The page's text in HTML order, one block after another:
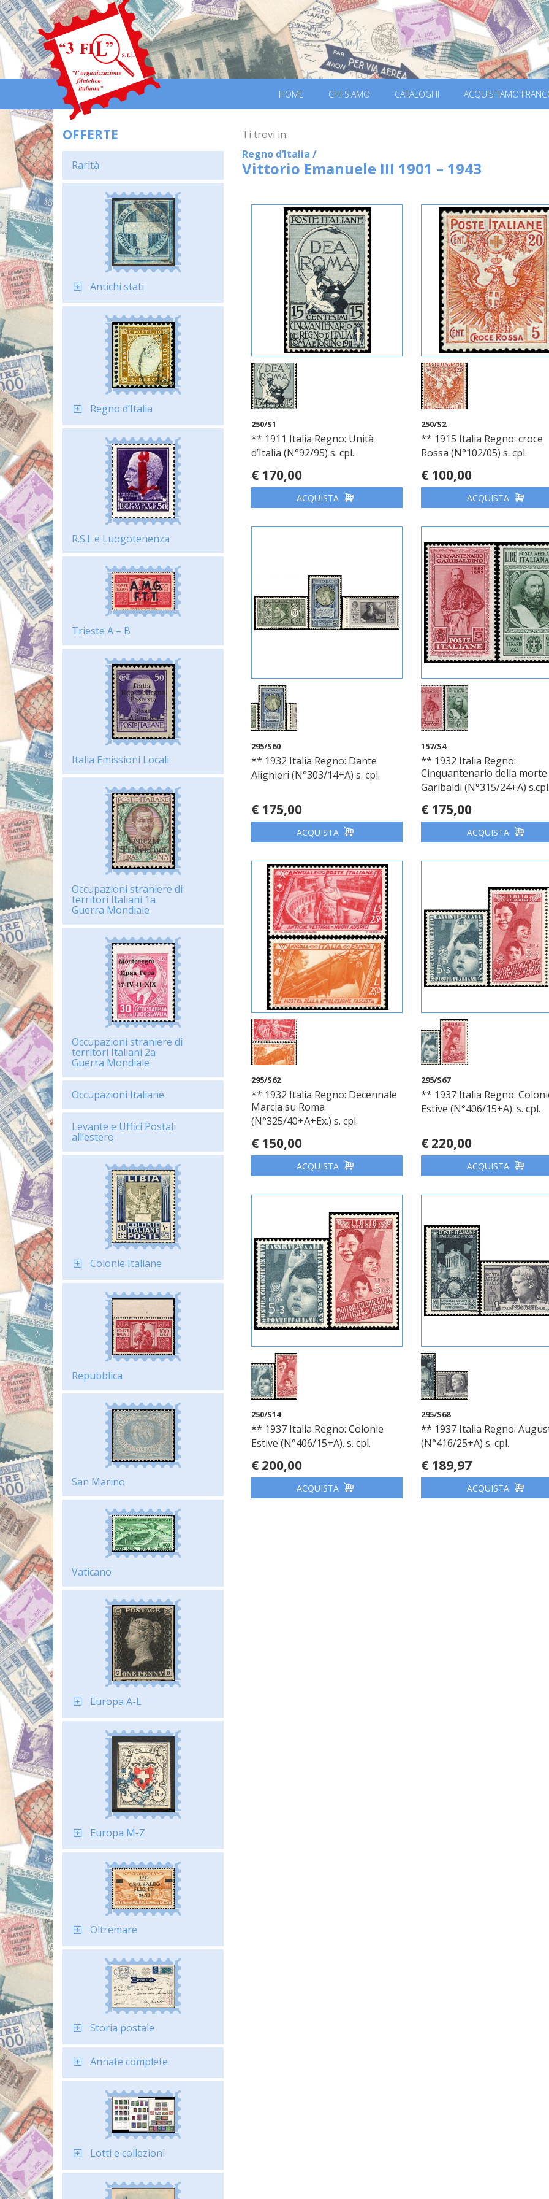
HOME CHI SIAMO CATALOGHI ACQUISTIAMO
OFFERTE
Rarità
Antichi stati
Regno d’Italia
R.S.I. e Luogotenenza
Trieste A – B
Italia Emissioni Locali
Occupazioni straniere di
territori Italiani 1a
Guerra Mondiale
Occupazioni straniere di
territori Italiani 2a
Guerra Mondiale
Occupazioni Italiane
Levante e Uffici Postali
all’estero
Colonie Italiane
Repubblica
San Marino
Vaticano
Europa A-L
Europa M-Z
Oltremare
Storia postale
Annate complete
Lotti e collezioni
Ti trovi in:
Regno d’Italia /
Vittorio Emanuele III 1901 – 1943
250/S1
** 1911 Italia Regno: Unità
d’Italia (N°92/95) s. cpl.
€ 170,00
ACQUISTA
250/S2
** 1915 Italia Regno: croce
Rossa (N°102/05) s. cpl.
€ 100,00
ACQUISTA
295/S60
** 1932 Italia Regno: Dante
Alighieri (N°303/14+A) s. cpl.
€ 175,00
ACQUISTA
157/S4
** 1932 Italia Regno:
Cinquantenario della morte
Garibaldi (N°315/24+A)
€ 175,00
ACQUISTA
295/S62
** 1932 Italia Regno: Decennale
Marcia su Roma
(N°325/40+A+Ex.) s. cpl.
€ 150,00
ACQUISTA
295/S67
** 1937 Italia Regno:
Estive (N°406/15+A). s. cpl.
€ 220,00
ACQUISTA
250/S14
** 1937 Italia Regno: Colonie
Estive (N°406/15+A). s. cpl.
€ 200,00
ACQUISTA
295/S68
** 1937 Italia Regno:
(N°416/25+A) s. cpl.
€ 189,97
ACQUISTA